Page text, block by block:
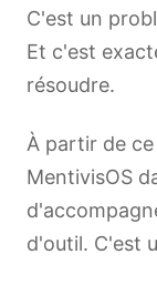
C'est un
Et c'est
résoudre.
À partir de
MentivisOS
d'outil. C'est